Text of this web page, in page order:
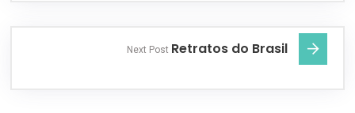
Next Post Retratos do Brasil